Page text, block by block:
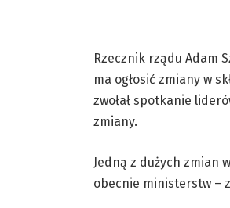
Rzecznik rządu Adam
ma ogłosić zmiany w
zwołał spotkanie
zmiany.
Jedną z dużych zmian
obecnie ministerstw –